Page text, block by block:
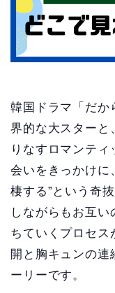
韓国ドラマ「だか
界的な大スターと
りなすロマンティ
会いをきっかけに
棲する”という奇
しながらもお互
ちていくプロセス
開と胸キュンの連
ーリーです。